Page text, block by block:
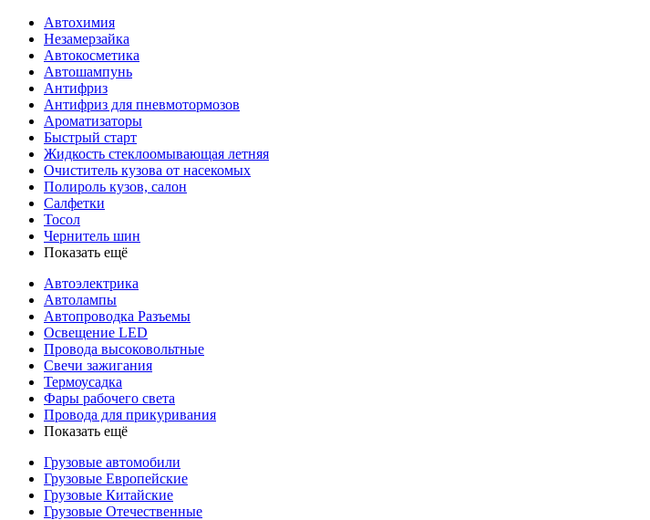
Автохимия
Незамерзайка
Автокосметика
Автошампунь
Антифриз
Антифриз для пневмотормозов
Ароматизаторы
Быстрый старт
Жидкость стеклоомывающая летняя
Очиститель кузова от насекомых
Полироль кузов, салон
Салфетки
Тосол
Чернитель шин
Показать ещё
Автоэлектрика
Автолампы
Автопроводка Разъемы
Освещение LED
Провода высоковольтные
Свечи зажигания
Термоусадка
Фары рабочего света
Провода для прикуривания
Показать ещё
Грузовые автомобили
Грузовые Европейские
Грузовые Китайские
Грузовые Отечественные